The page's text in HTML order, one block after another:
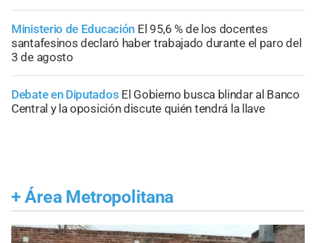
Ministerio de Educación El 95,6 % de los docentes
santafesinos declaró haber trabajado durante el paro del
3 de agosto
Debate en Diputados El Gobierno busca blindar al Banco
Central y la oposición discute quién tendrá la llave
+ Área Metropolitana